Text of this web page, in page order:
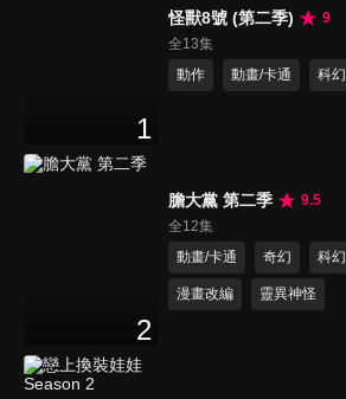
1
怪獸8號 (第二季)
9
全13集
動作
動畫/卡通 科幻
2
膽大黨 第二季
9.5
全12集
動畫/卡通
奇幻 科幻
漫畫改編 靈異神怪